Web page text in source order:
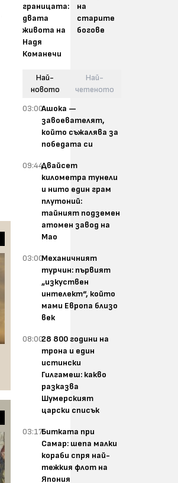
границата:
двата
живота на
Надя
Команечи
на
старите
богове
Най-
новото
Най-
четеното
03:00Ашока —
завоевателят,
който съжалява за
победата си
09:44Двайсет
километра тунели
и нито един грам
плутоний:
тайният подземен
атомен завод на
Мао
03:00Механичният
турчин: първият
„изкуствен
интелект“, който
мами Европа близо
век
08:0028 800 години на
трона и един
истински
Гилгамеш: какво
разказва
Шумерският
царски списък
03:17Битката при
Самар: шепа малки
кораби спря най-
тежкия флот на
Япония